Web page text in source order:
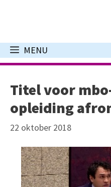
inhoud
MENU
Titel voor
opleiding
22 oktober 2018